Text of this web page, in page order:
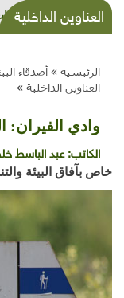
العناوين الداخلية
الرئيسية » أصدقاء
العناوين الداخلية »
وادي الفيران:
الكاتب:عبد الباسط
خاص بآفاق البيئة